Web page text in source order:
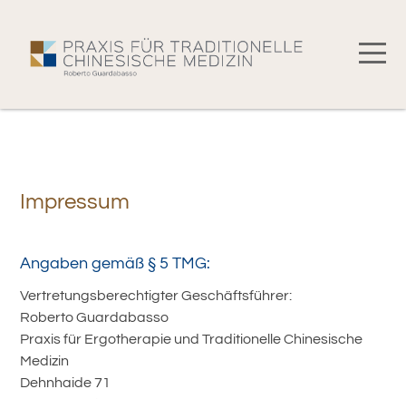
Impressum
Angaben gemäß § 5 TMG:
Vertretungsberechtigter Geschäftsführer:
Roberto Guardabasso
Praxis für Ergotherapie und Traditionelle Chinesische
Medizin
Dehnhaide 71